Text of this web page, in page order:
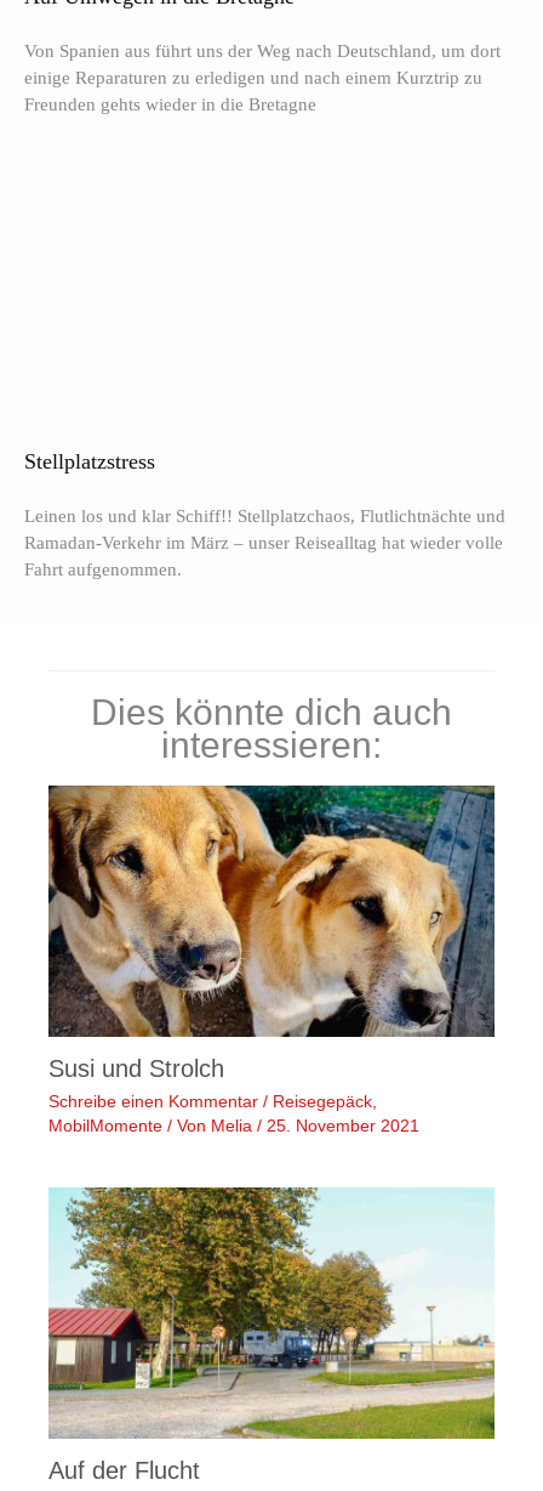
Von Spanien aus führt uns der Weg nach Deutschland, um dort
einige Reparaturen zu erledigen und nach einem Kurztrip zu
Freunden gehts wieder in die Bretagne
Stellplatzstress
Leinen los und klar Schiff!! Stellplatzchaos, Flutlichtnächte und
Ramadan-Verkehr im März – unser Reisealltag hat wieder volle
Fahrt aufgenommen.
Dies könnte dich auch
interessieren:
Susi und Strolch
Schreibe einen Kommentar / Reisegepäck
MobilMomente / Von Melia / 25. November 2021
Auf der Flucht